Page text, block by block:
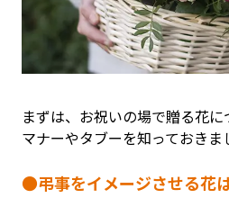
まずは、お祝いの場で贈る花
マナーやタブーを知っておきま
●弔事をイメージさせる花